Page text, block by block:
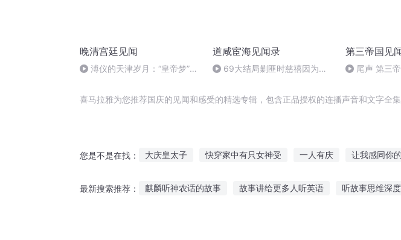
晚清宫廷见闻
溥仪的天津岁月：“皇帝梦”的
道咸宦海见闻录
69大结局剿匪时慈禧因为作
第三帝国见
尾声 第三
喜马拉雅为您推荐国庆的见闻和感受的精选专辑，包含正品授权的连播声音和文字全
您是不是在找： 大庆皇太子 快穿家中有只女神受 一人有庆 让我感同你
最新搜索推荐： 麒麟听神农话的故事 故事讲给更多人听英语 听故事思维深